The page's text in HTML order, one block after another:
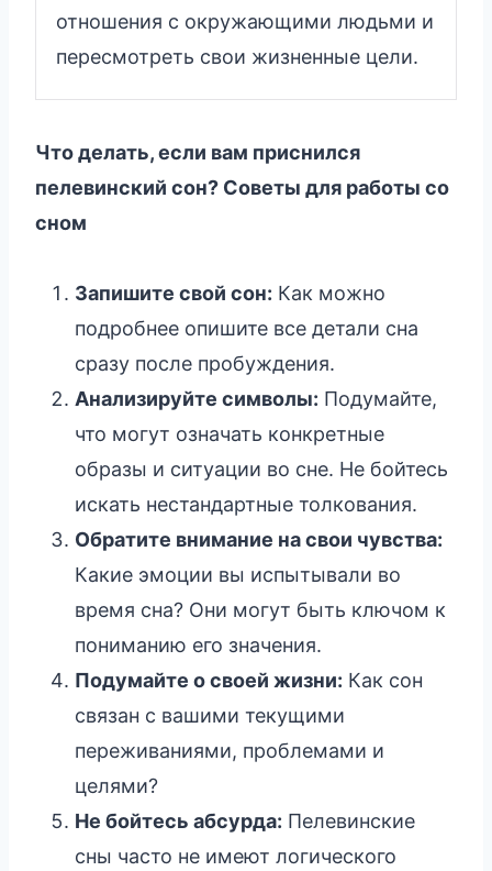
отношения с окружающими людьми и
пересмотреть свои жизненные цели.
Что делать, если вам приснился
пелевинский сон? Советы для работы со
сном
Запишите свой сон: Как можно
подробнее опишите все детали сна
сразу после пробуждения.
Анализируйте символы: Подумайте,
что могут означать конкретные
образы и ситуации во сне. Не бойтесь
искать нестандартные толкования.
Обратите внимание на свои чувства:
Какие эмоции вы испытывали во
время сна? Они могут быть ключом к
пониманию его значения.
Подумайте о своей жизни: Как сон
связан с вашими текущими
переживаниями, проблемами и
целями?
Не бойтесь абсурда: Пелевинские
сны часто не имеют логического